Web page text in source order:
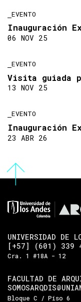
EVENTO
Inauguración
06 NOV 25
EVENTO
Visita guiada
13 NOV 25
EVENTO
Inauguración
23 ABR 26
UNIVERSIDAD DE
[+57] (601) 339
Cra. 1 #18A - 12
FACULTAD DE
Bloque C / Piso 6